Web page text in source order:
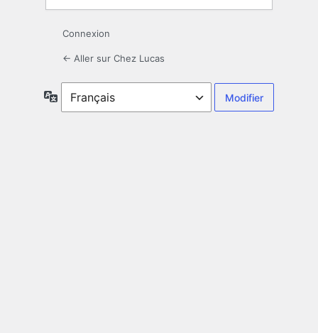
Connexion
← Aller sur Chez Lucas
Langue